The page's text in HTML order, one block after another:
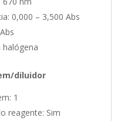
0,000 – 3,500 Abs
halógena
diluidor
1
reagente: Sim